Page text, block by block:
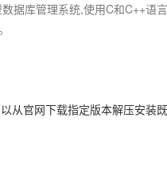
据库管理系统,使用C和C++语
从官网下载指定版本解压安装